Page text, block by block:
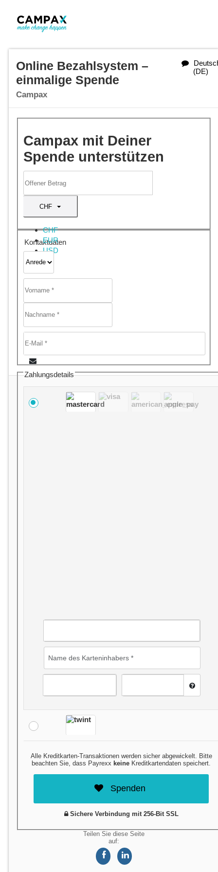
Online Bezahlsystem –
einmalige Spende
Campax
(DE)
Campax mit Deiner
Spende unterstützen
CHF
CHF
EUR
USD
Kontaktdaten
Zahlungsdetails
Alle Kreditkarten-Transaktionen werden sicher abgewickelt. Bitte
beachten Sie, dass Payrexx keine Kreditkartendaten speichert.
Spenden
Sichere Verbindung mit 256-Bit SSL
Teilen Sie diese Seite
auf: